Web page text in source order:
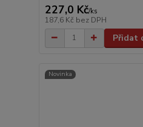
227,0 Kč/ks
187,6 Kč bez DPH
Přidat
Novinka